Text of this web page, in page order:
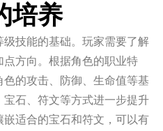
培养
技能的基础。玩家需要了解
方向。根据角色的职业特
的攻击、防御、生命值等基
石、符文等方式进一步提升
适合的宝石和符文，可以有